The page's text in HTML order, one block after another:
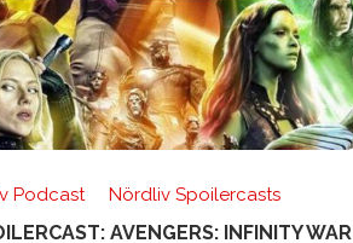
Podcast Nördliv Spoilercasts
AVENGERS: INFINITY WAR